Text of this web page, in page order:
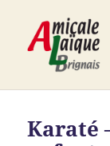
Karaté